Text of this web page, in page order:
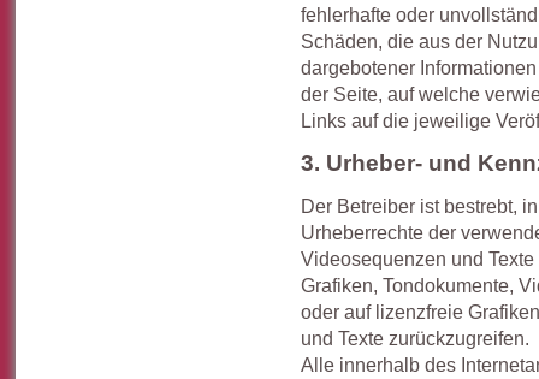
fehlerhafte oder
Schäden, die aus der
dargebotener
der Seite, auf welche
Links auf die jeweilige
3. Urheber- und
Der Betreiber ist bestrebt,
Urheberrechte der
Videosequenzen und
Grafiken, Tondokumente,
oder auf lizenzfreie
und Texte zurückzugreifen.
Alle innerhalb des